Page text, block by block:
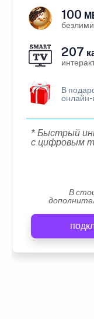
100
207
В
онлайн-
* Быстрый
с цифровым
В